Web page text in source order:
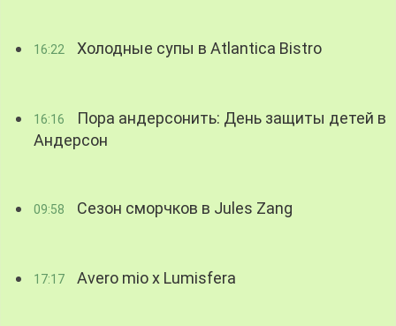
16:22 Холодные супы в Atlantica Bistro
16:16
Пора андерсонить: День защиты детей в
Андерсон
09:58 Сезон сморчков в Jules Zang
17:17 Avero mio x Lumisfera